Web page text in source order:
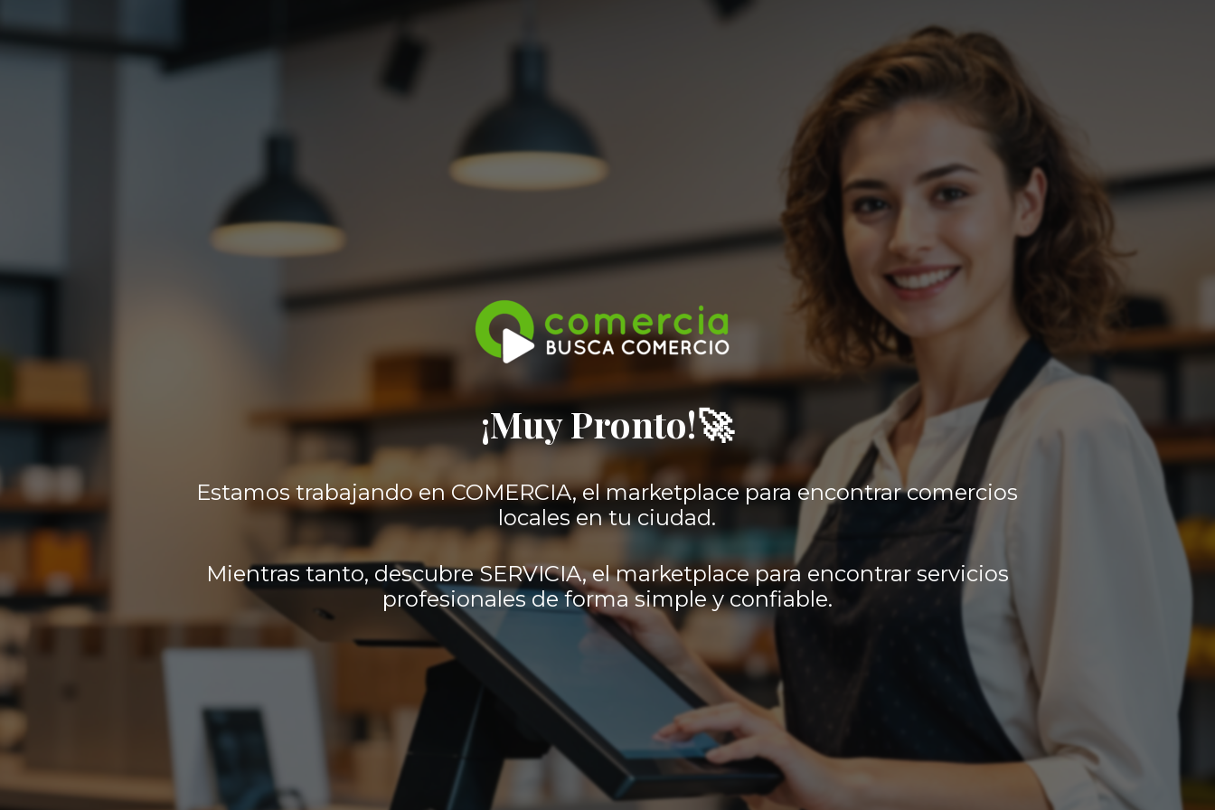
¡Muy Pronto!🚀
Estamos trabajando en COMERCIA, el marketplace para encontrar comercios
locales en tu ciudad.
Mientras tanto, descubre SERVICIA, el marketplace para encontrar servicios
profesionales de forma simple y confiable.